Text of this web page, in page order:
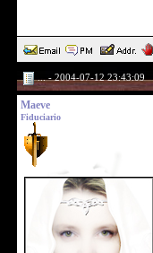
... - 2004-07-12 23:43:09
Maeve
Fiduciario